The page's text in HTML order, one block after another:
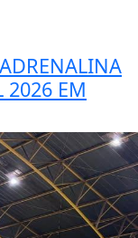
2026 EM